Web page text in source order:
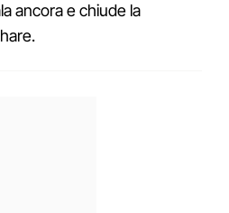
ancora e chiude la